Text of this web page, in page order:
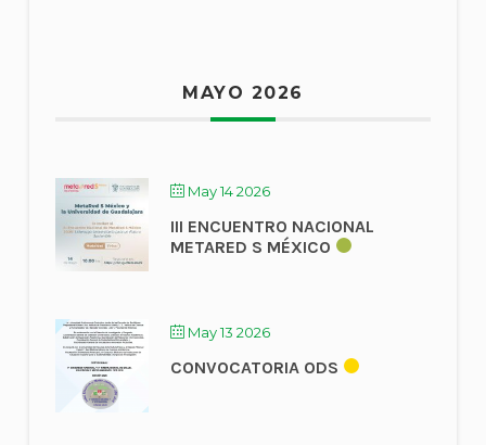
MAYO 2026
May 14 2026
III ENCUENTRO NACIONAL
METARED S MÉXICO
May 13 2026
CONVOCATORIA ODS